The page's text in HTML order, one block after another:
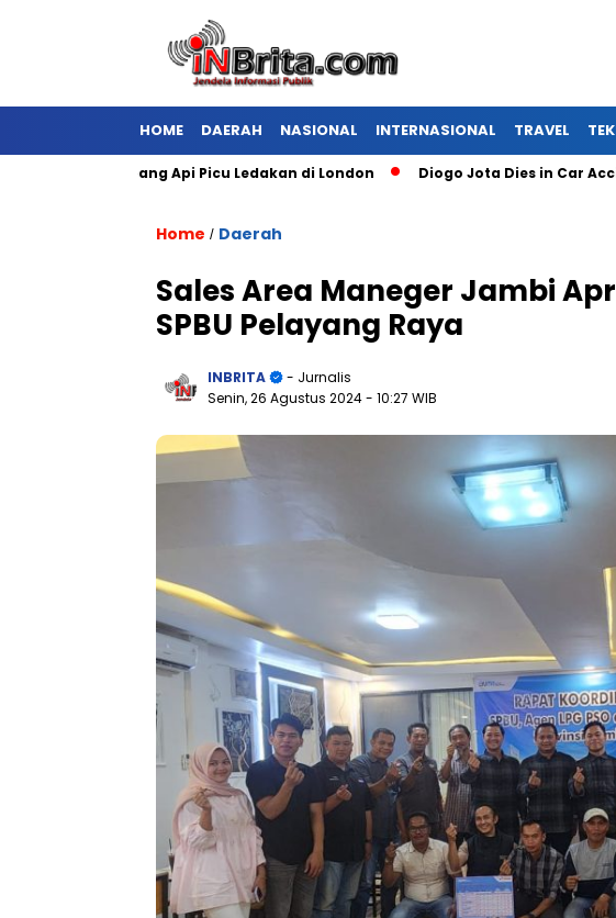
HOME DAERAH NASIONAL INTERNASIONAL TRAVEL
Kembang Api Picu Ledakan di London Diogo Jota Dies in Car Accident in
Home / Daerah
Sales Area Maneger Jambi
SPBU Pelayang Raya
INBRITA
- Jurnalis
Senin, 26 Agustus 2024- 10:27 WIB